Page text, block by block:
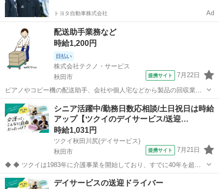
トヨタ自動車株式会社 Ad
配送助手業務など
時給1,200円
日払い
株式会社テクノ・サービス
秋田市
提携サイト 7月22日
ピアノやコピー機の配送助手、会社や個人宅などから製品の回収業務
などをお願いします。(派遣) 長期就業をご希望の方必見。車通勤OK、
駐車場あり！２０代・３０代の方々が活躍中の職場です。 土日祝休
み！残業ほぼなし。人気の日勤のお...
秋田 その他
シニア活躍中/勤務日数応相談/土日祝日は時給
アップ【ツクイのデイサービス/送迎…
時給1,031円
ツクイ秋田川尻(デイサービス)
秋田市
提携サイト 7月21日
◆ ◆ ツクイは1983年に介護事業を開始しており、すでに40年を超え
る歴史を有しています。デイサービスでは業界トップクラス！ ◆グル
ープ会社の経営管理 ◆在宅介護サービス:デイサービス/訪問介護/訪問
秋田 その他
デイサービスの送迎ドライバー